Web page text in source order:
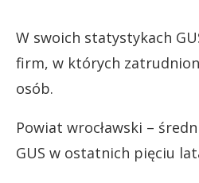
W swoich statystykach
firm, w których
osób.
Powiat wrocławski –
GUS w ostatnich pięciu